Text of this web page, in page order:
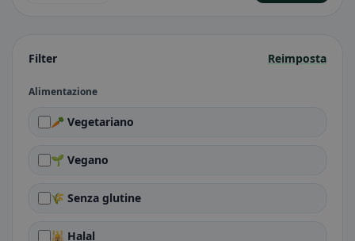
Filter Reimposta
Alimentazione
🥕 Vegetariano
🌱 Vegano
🌾 Senza glutine
🕌 Halal